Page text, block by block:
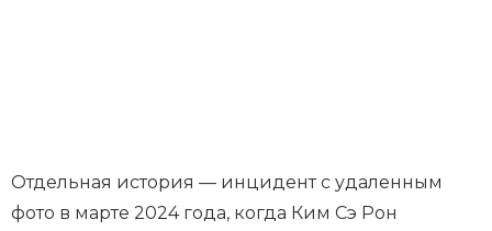
Отдельная история — инцидент с удаленным
фото в марте 2024 года, когда Ким Сэ Рон